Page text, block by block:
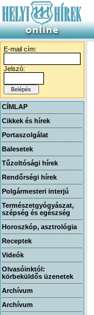
E-mail cím:
Jelszó:
CÍMLAP
Cikkek és hírek
Portaszolgálat
Balesetek
Tűzoltósági hírek
Rendőrségi hírek
Polgármesteri interjú
Természetgyógyászat,
szépség és egészség
Horoszkóp, asztrológia
Receptek
Videók
Olvasóinktól:
körbeküldős üzenetek
Archívum
Archívum